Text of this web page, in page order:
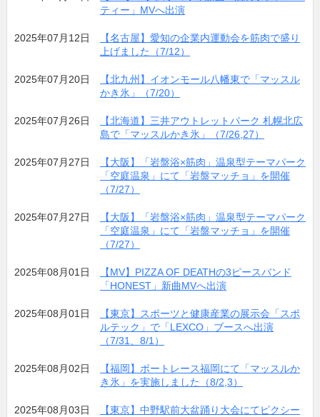
ティー」MVへ出演
2025年07月12日
【名古屋】愛知の企業内運動会を筋肉で盛り
上げました（7/12）
2025年07月20日
【北九州】イオンモール八幡東で「マッスル
かき氷」（7/20）
2025年07月26日
【北海道】三井アウトレットパーク 札幌北広
島で「マッスルかき氷」（7/26,27）
2025年07月27日
【大阪】「岩盤浴×筋肉」温泉型テーマパーク
「空庭温泉」にて「岩盤マッチョ」を開催
（7/27）
2025年07月27日
【大阪】「岩盤浴×筋肉」温泉型テーマパーク
「空庭温泉」にて「岩盤マッチョ」を開催
（7/27）
2025年08月01日
【MV】PIZZA OF DEATHの3ピースバンド
「HONEST」新曲MVへ出演
2025年08月01日
【東京】スポーツと健康産業の展示会「スポ
ルテック」で「LEXCO」ブースへ出演
（7/31、8/1）
2025年08月02日
【福岡】ボートレース福岡にて「マッスルか
き氷」を実施しました（8/2,3）
2025年08月03日
【東京】中野駅前大盆踊り大会にてピクシー